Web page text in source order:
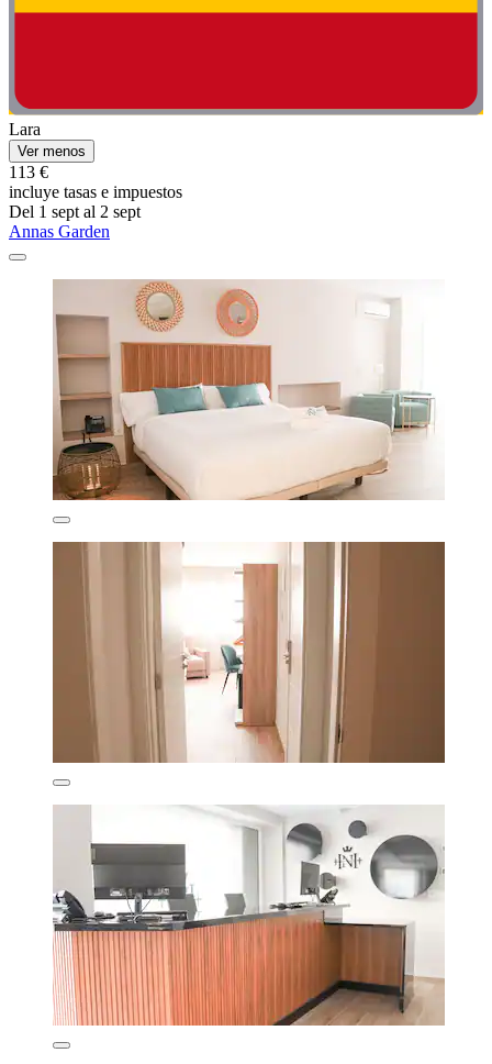
Lara
Ver menos
113 €
incluye tasas e impuestos
Del 1 sept al 2 sept
Annas Garden